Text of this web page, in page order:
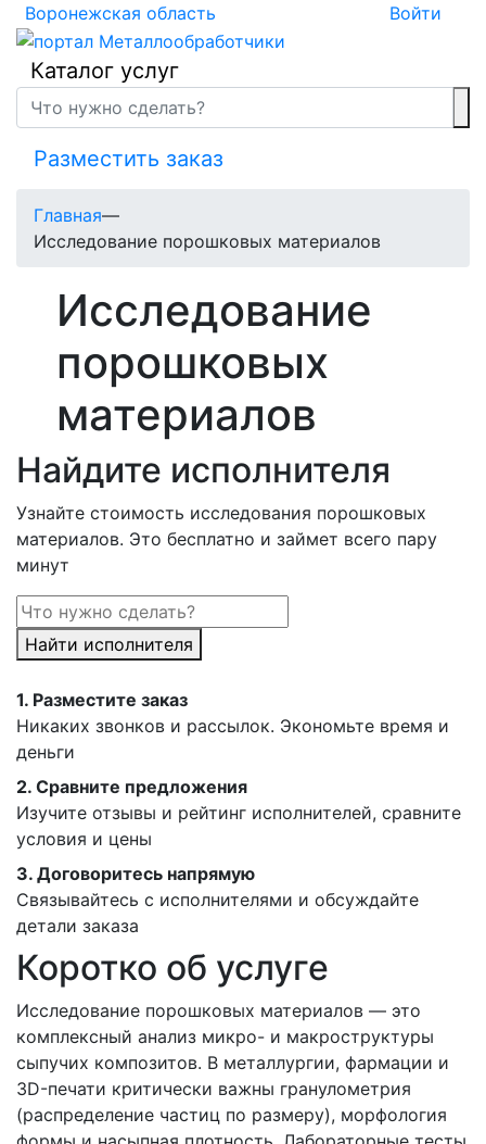
Воронежская область Войти
Каталог услуг
Разместить заказ
Главная—
Исследование порошковых материалов
Исследование
порошковых
материалов
Найдите исполнителя
Узнайте стоимость исследования порошковых
материалов. Это бесплатно и займет всего пару
минут
Найти исполнителя
1. Разместите заказ
Никаких звонков и рассылок. Экономьте время и
деньги
2. Сравните предложения
Изучите отзывы и рейтинг исполнителей, сравните
условия и цены
3. Договоритесь напрямую
Связывайтесь с исполнителями и обсуждайте
детали заказа
Коротко об услуге
Исследование порошковых материалов — это
комплексный анализ микро- и макроструктуры
сыпучих композитов. В металлургии, фармации и
3D-печати критически важны гранулометрия
(распределение частиц по размеру), морфология